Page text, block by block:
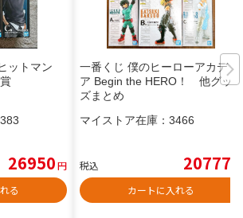
ットマン
26950円
る
一番くじ 僕のヒーローアカデミ
ア Begin the HERO！ 他グッ
ズまとめ
マイストア在庫： 3466
税込 20777
カートに入れる